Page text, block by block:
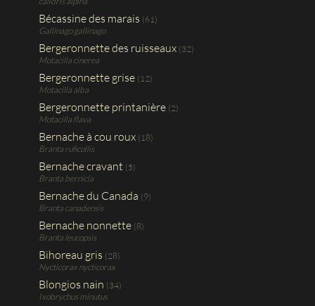
Bécassine des marais (61)
Gallinago gallinago
Bergeronnette des ruisseaux (32)
Motacilla cinerea
Bergeronnette grise (12)
Motacilla alba
Bergeronnette printanière (2)
Motacilla flava
Bernache à cou roux (18)
Branta ruficollis
Bernache cravant (5)
Branta bernicla
Bernache du Canada (9)
Branta canadensis
Bernache nonnette (8)
Branta leucopsis
Bihoreau gris (28)
Nycticorax nycticorax
Blongios nain (34)
Ixobrychus minutus